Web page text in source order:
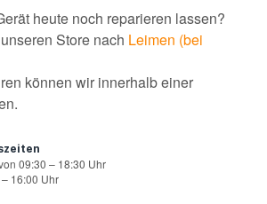
heute noch reparieren lassen?
Store nach Leimen (bei
können wir innerhalb einer
09:30 – 18:30 Uhr
16:00 Uhr